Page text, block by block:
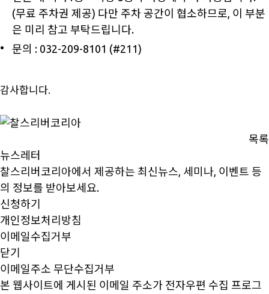
(무료 주차권 제공) 다만 주차 공간이 협소하므로, 이 부분
은 미리 참고 부탁드립니다.
문의 : 032-209-8101 (#211)
감사합니다.
목록
뉴스레터
찰스리버코리아에서 제공하는 최신뉴스, 세미나, 이벤트 등
의 정보를 받아보세요.
신청하기
개인정보처리방침
이메일수집거부
닫기
이메일주소 무단수집거부
본 웹사이트에 게시된 이메일 주소가 전자우편 수집 프로그